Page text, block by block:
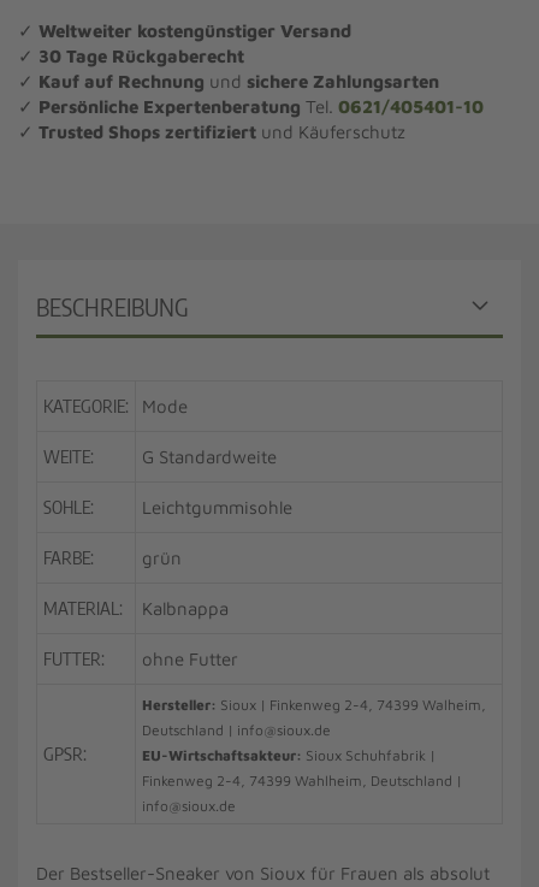
✓ Weltweiter kostengünstiger Versand
✓ 30 Tage Rückgaberecht
✓ Kauf auf Rechnung und sichere Zahlungsarten
✓ Persönliche Expertenberatung Tel. 0621/405401-10
✓ Trusted Shops zertifiziert und Käuferschutz
BESCHREIBUNG
KATEGORIE: Mode
WEITE: G Standardweite
SOHLE: Leichtgummisohle
FARBE: grün
MATERIAL: Kalbnappa
FUTTER: ohne Futter
GPSR:
Hersteller: Sioux | Finkenweg 2-4, 74399 Walheim,
Deutschland | info@sioux.de
EU-Wirtschaftsakteur: Sioux Schuhfabrik |
Finkenweg 2-4, 74399 Wahlheim, Deutschland |
info@sioux.de
Der Bestseller-Sneaker von Sioux für Frauen als absolut